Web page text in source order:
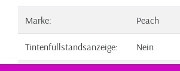
Marke: Peach
Tintenfüllstandsanzeige: Nein